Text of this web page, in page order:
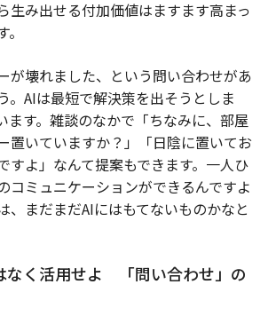
生み出せる付加価値はますます高まっ
が壊れました、という問い合わせがあ
。AIは最短で解決策を出そうとしま
ます。雑談のなかで「ちなみに、部屋
置いていますか？」「日陰に置いてお
すよ」なんて提案もできます。一人ひ
コミュニケーションができるんですよ
、まだまだAIにはもてないものかなと
なく活用せよ 「問い合わせ」の